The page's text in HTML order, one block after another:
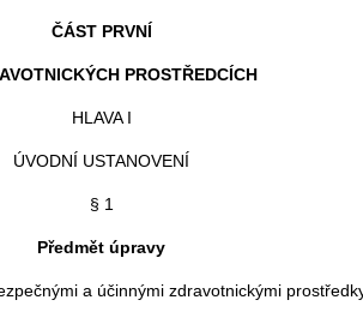
ČÁST PRVNÍ
PROSTŘEDCÍCH
HLAVA I
ÚVODNÍ USTANOVENÍ
§ 1
Předmět úpravy
a účinnými zdravotnickými